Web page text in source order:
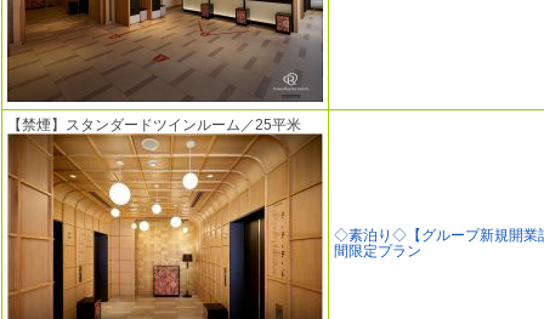
【禁煙】スタンダードツインルーム／25平米
◇素泊り◇【グループ新規開業
間限定プラン